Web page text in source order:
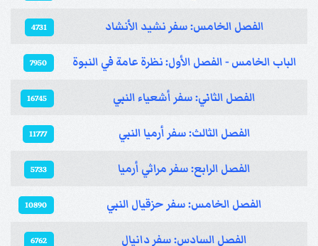
الفصل الخامس: سفر نشيد الأنشاد 4731
الباب الخامس - الفصل الأول: نظرة عامة في النبوة 7950
الفصل الثاني: سفر أشعياء النبي 16745
الفصل الثالث: سفر أرميا النبي 11777
الفصل الرابع: سفر مراثي أرميا 5733
الفصل الخامس: سفر حزقيال النبي 10890
الفصل السادس: سفر دانيال 6762